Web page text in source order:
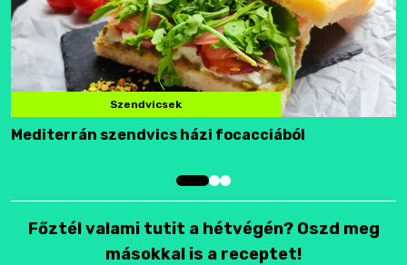
Szendvicsek
Mediterrán szendvics házi focacciából
Főztél valami tutit a hétvégén? Oszd meg
másokkal is a receptet!